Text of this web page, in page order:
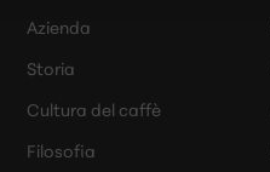
Azienda
Storia
Cultura del caffè
Filosofia